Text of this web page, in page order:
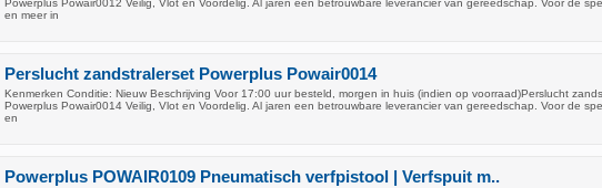
Powerplus Powair0012 Veilig, Vlot en Voordelig. Al jaren een betrouwbare leverancier van gereedschap. Voor de
en meer in
Perslucht zandstralerset Powerplus Powair0014
Kenmerken Conditie: Nieuw Beschrijving Voor 17:00 uur besteld, morgen in huis (indien op voorraad)Perslucht
Powerplus Powair0014 Veilig, Vlot en Voordelig. Al jaren een betrouwbare leverancier van gereedschap. Voor de
en
Powerplus POWAIR0109 Pneumatisch verfpistool | Verfspuit m..